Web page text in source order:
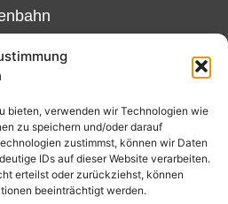
bieten, verwenden wir Technologien wie
zu speichern und/oder darauf
zustimmst, können wir Daten
IDs auf dieser Website verarbeiten.
erteilst oder zurückziehst, können
beeinträchtigt werden.